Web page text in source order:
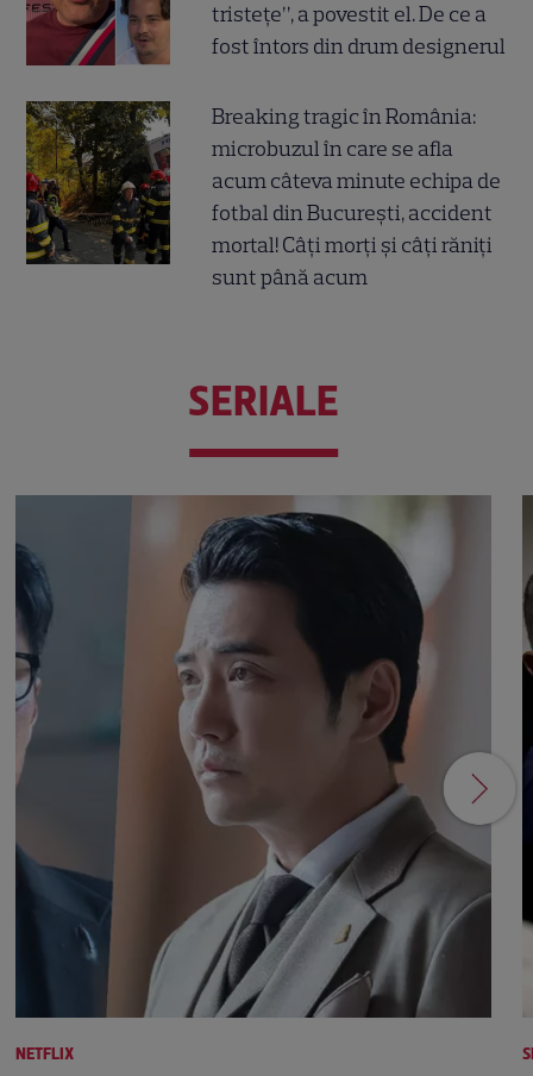
tristețe”, a povestit el. De ce a
fost întors din drum designerul
Breaking tragic în România:
microbuzul în care se afla
acum câteva minute echipa de
fotbal din București, accident
mortal! Câți morți și câți răniți
sunt până acum
SERIALE
NETFLIX